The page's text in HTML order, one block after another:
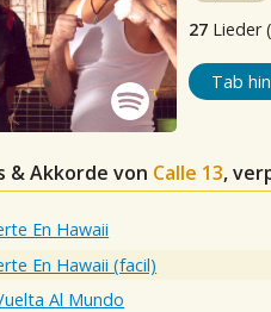
27 Lieder
Tab
& Akkorde von Calle 13,
En Hawaii
En Hawaii (facil)
Al Mundo